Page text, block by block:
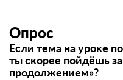
Опрос
Если тема на уроке
ты скорее пойдёшь
продолжением»?